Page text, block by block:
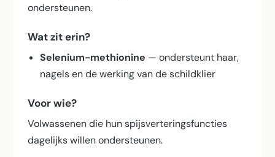
ondersteunen.
Wat zit erin?
Selenium-methionine — ondersteunt haar,
nagels en de werking van de schildklier
Voor wie?
Volwassenen die hun spijsverterings­functies
dagelijks willen ondersteunen.